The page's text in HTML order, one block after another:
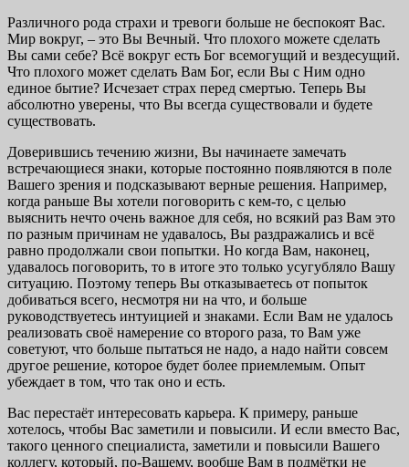
Различного рода страхи и тревоги больше не беспокоят Вас.
Мир вокруг, – это Вы Вечный. Что плохого можете сделать
Вы сами себе? Всё вокруг есть Бог всемогущий и вездесущий.
Что плохого может сделать Вам Бог, если Вы с Ним одно
единое бытие? Исчезает страх перед смертью. Теперь Вы
абсолютно уверены, что Вы всегда существовали и будете
существовать.
Доверившись течению жизни, Вы начинаете замечать
встречающиеся знаки, которые постоянно появляются в поле
Вашего зрения и подсказывают верные решения. Например,
когда раньше Вы хотели поговорить с кем-то, с целью
выяснить нечто очень важное для себя, но всякий раз Вам это
по разным причинам не удавалось, Вы раздражались и всё
равно продолжали свои попытки. Но когда Вам, наконец,
удавалось поговорить, то в итоге это только усугубляло Вашу
ситуацию. Поэтому теперь Вы отказываетесь от попыток
добиваться всего, несмотря ни на что, и больше
руководствуетесь интуицией и знаками. Если Вам не удалось
реализовать своё намерение со второго раза, то Вам уже
советуют, что больше пытаться не надо, а надо найти совсем
другое решение, которое будет более приемлемым. Опыт
убеждает в том, что так оно и есть.
Вас перестаёт интересовать карьера. К примеру, раньше
хотелось, чтобы Вас заметили и повысили. И если вместо Вас,
такого ценного специалиста, заметили и повысили Вашего
коллегу, который, по-Вашему, вообще Вам в подмётки не